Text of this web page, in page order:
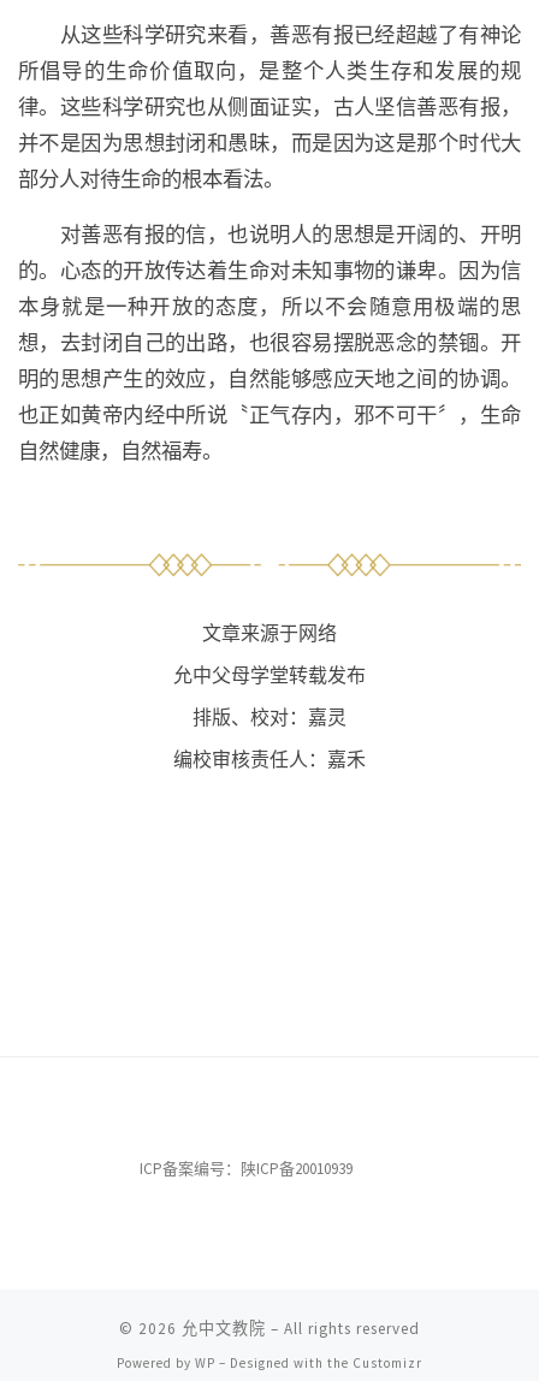
从这些科学研究来看，善恶有报已经超越了有神论
所倡导的生命价值取向，是整个人类生存和发展的规
律。这些科学研究也从侧面证实，古人坚信善恶有报，
并不是因为思想封闭和愚昧，而是因为这是那个时代大
部分人对待生命的根本看法。
对善恶有报的信，也说明人的思想是开阔的、开明
的。心态的开放传达着生命对未知事物的谦卑。因为信
本身就是一种开放的态度，所以不会随意用极端的思
想，去封闭自己的出路，也很容易摆脱恶念的禁锢。开
明的思想产生的效应，自然能够感应天地之间的协调。
也正如黄帝内经中所说〝正气存内，邪不可干〞，生命
自然健康，自然福寿。
文章来源于网络
允中父母学堂转载发布
排版、校对：嘉灵
编校审核责任人：嘉禾
ICP备案编号：陕ICP备20010939
© 2026 允中文教院 – All rights reserved
Powered by WP – Designed with the Customizr